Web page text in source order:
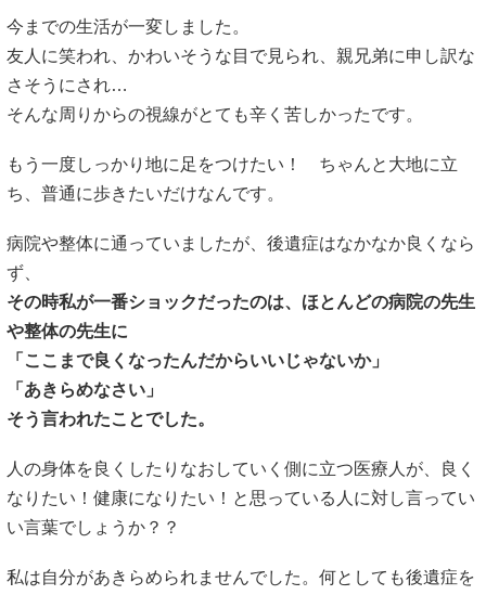
今までの生活が一変しました。
友人に笑われ、かわいそうな目で見られ、親兄弟に申し訳な
さそうにされ…
そんな周りからの視線がとても辛く苦しかったです。
もう一度しっかり地に足をつけたい！ ちゃんと大地に立
ち、普通に歩きたいだけなんです。
病院や整体に通っていましたが、後遺症はなかなか良くなら
ず、
その時私が一番ショックだったのは、ほとんどの病院の先生
や整体の先生に
「ここまで良くなったんだからいいじゃないか」
「あきらめなさい」
そう言われたことでした。
人の身体を良くしたりなおしていく側に立つ医療人が、良く
なりたい！健康になりたい！と思っている人に対し言ってい
い言葉でしょうか？？
私は自分があきらめられませんでした。何としても後遺症を